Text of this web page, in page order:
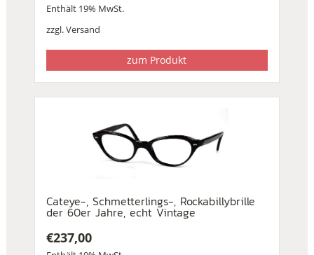
Enthält 19% MwSt.
zzgl.Versand
zum Produkt
Cateye-, Schmetterlings-, Rockabillybrille
der 60er Jahre, echt Vintage
€237,00